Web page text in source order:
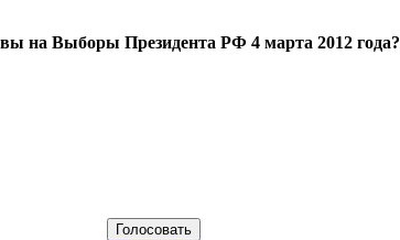
на Выборы Президента РФ 4 марта 2012 года?